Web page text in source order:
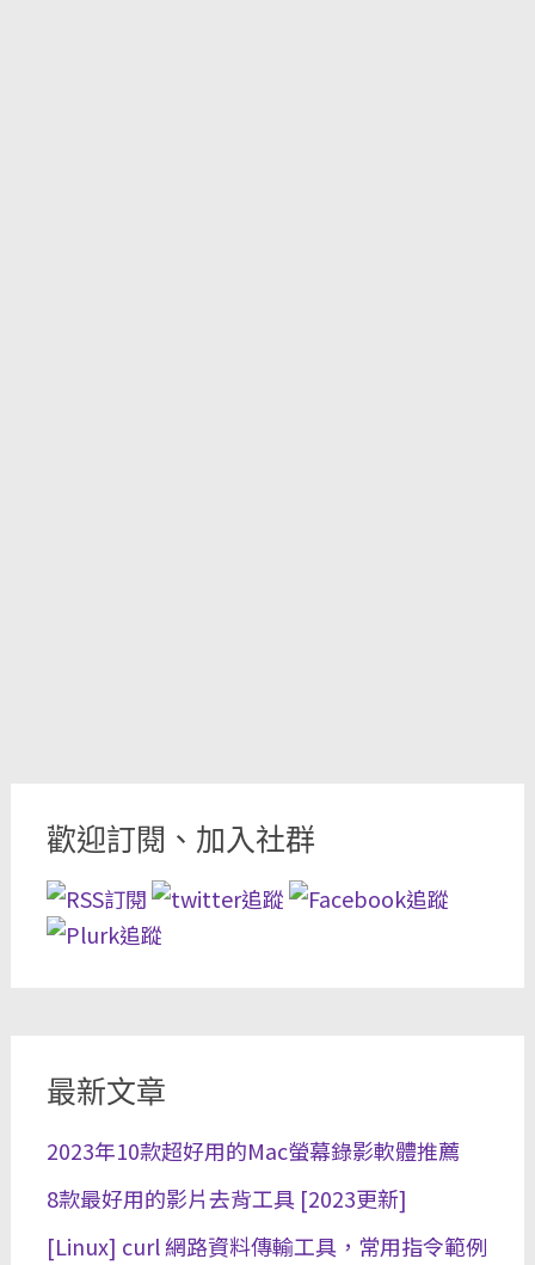
歡迎訂閱、加入社群
最新文章
2023年10款超好用的Mac螢幕錄影軟體推薦
8款最好用的影片去背工具 [2023更新]
[Linux] curl 網路資料傳輸工具，常用指令範例